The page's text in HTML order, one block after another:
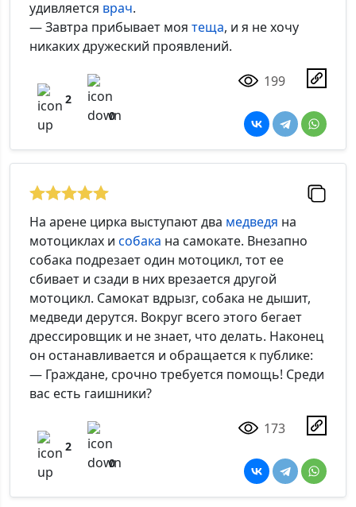
удивляется врач.
— Завтра прибывает моя теща, и я не хочу
никаких дружеский проявлений.
2
0
199
На арене цирка выступают два медведя на
мотоциклах и собака на самокате. Внезапно
собака подрезает один мотоцикл, тот ее
сбивает и сзади в них врезается другой
мотоцикл. Самокат вдрызг, собака не дышит,
медведи дерутся. Вокруг всего этого бегает
дрессировщик и не знает, что делать. Наконец
он останавливается и обращается к публике:
— Граждане, срочно требуется помощь! Среди
вас есть гаишники?
2
0
173